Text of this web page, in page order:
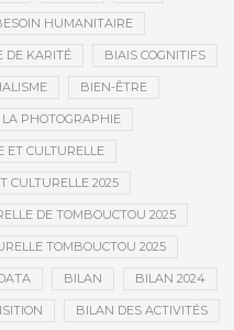
HUMANITAIRE
DE KARITÉ BIAIS COGNITIFS
BIEN-ÊTRE
PHOTOGRAPHIE
ET CULTURELLE
CULTURELLE 2025
DE TOMBOUCTOU 2025
TOMBOUCTOU 2025
BILAN BILAN 2024
BILAN DES ACTIVITÉS